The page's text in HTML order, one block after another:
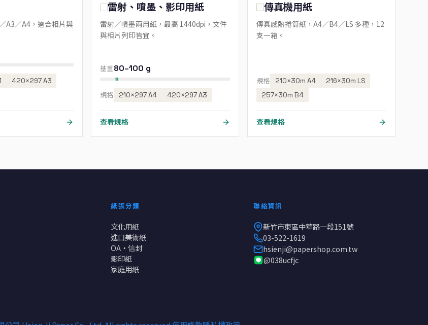
A3／A4，適合相片與
420×297 A3
雷射、噴墨、影印用紙
雷射／噴墨兩用紙，最高 1440dpi，文件
與相片列印皆宜。
基重80–100 g
規格 210×297 A4 420×297 A3
查看規格
傳真機用紙
傳真感熱捲筒紙，A4／B4／LS 多種，12
支一箱。
規格 210×30m A4
216×30m LS
257×30m B4
查看規格
紙張分類
文化用紙
進口美術紙
OA・信封
影印紙
家庭用紙
聯絡資訊
新竹市東區中華路一段151號
03-522-1619
hsienji@papershop.com.tw
@038ucfjc